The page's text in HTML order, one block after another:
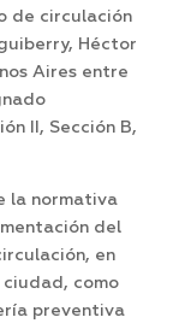
de circulación
Héctor
Aires entre
II, Sección B,
la normativa
del
en
como
preventiva